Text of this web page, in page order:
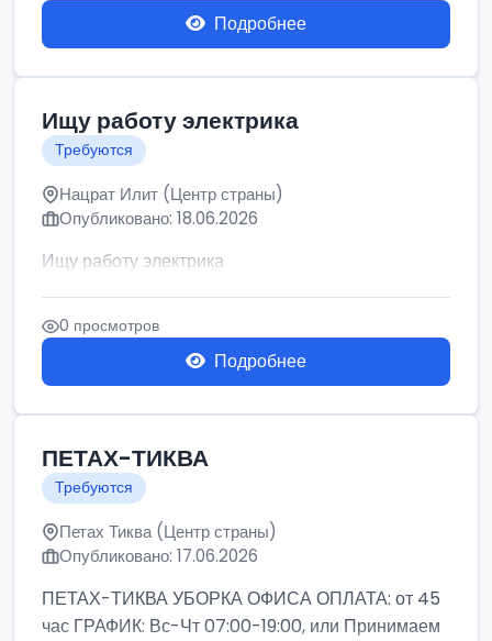
Подробнее
Ищу работу электрика
Требуются
Нацрат Илит (Центр страны)
Опубликовано: 18.06.2026
Ищу работу электрика
0 просмотров
Подробнее
ПЕТАХ-ТИКВА
Требуются
Петах Тиква (Центр страны)
Опубликовано: 17.06.2026
ПЕТАХ-ТИКВА УБОРКА ОФИСА ОПЛАТА: от 45
час ГРАФИК: Вс-Чт 07:00-19:00, или Принимаем